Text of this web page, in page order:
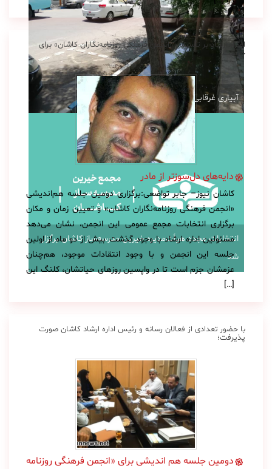
آبیاری غرقابی در کاشان در اوج بحران آب
انتخابات مجدد هیأت‌مدیره خیرین مدرسه‌ساز کاشان برگزار
شد
اصرار ارشاد بر تأسیس «انجمن فرهنگی روزنامه‌نگاران کاشان» برای
چیست؟
دایه‌های دل‌سوزتر از مادر
کاشان نیوز– جابر تواضعی:برگزاری دومین جلسه هم‌اندیشی
«انجمن فرهنگی روزنامه‌نگاران کاشان» و تعیین زمان و مکان
برگزاری انتخابات مجمع‌ عمومی این انجمن، نشان می‌دهد
مسئولین اداره ارشاد با وجود گذشت بیش از دو ماه از اولین
جلسه این انجمن و با وجود انتقادات موجود، هم‌‌‌‌چنان
عزمشان جزم است تا در واپسین روزهای حیاتشان، کلنگ این
[…]
با حضور تعدادی از فعالان رسانه و رئیس اداره ارشاد کاشان صورت
پذیرفت؛
دومین جلسه هم اندیشی برای «انجمن فرهنگی روزنامه